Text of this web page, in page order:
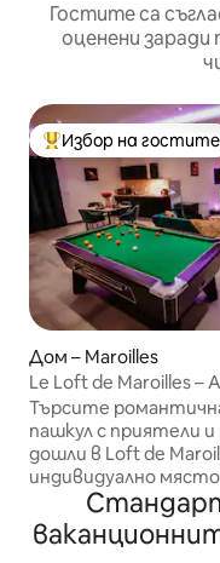
Гостите са
оценени
Най-популярен
Избор на гостите
Дом – Maroilles
Le Loft de Maroilles –
Omega
Търсите
пашкул с приятели и
дошли в Loft de
индивидуално
настаняване,
спокойното село
Omega за забавно и